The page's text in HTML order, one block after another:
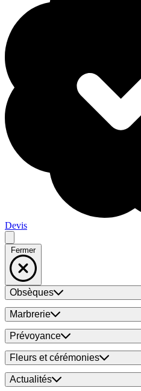
Devis
Fermer
Obsèques
Marbrerie
Prévoyance
Fleurs et cérémonies
Actualités